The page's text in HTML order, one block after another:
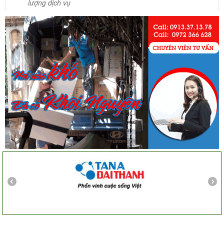
Mai Hương
Vĩnh Lộc A - Bình Chánh
Công ty Khôi Nguyên chuyển hàng của cô bao bọc đóng
gói rất cẩn thận. Cô rất hài lòng
Cô Loan
57 Tây Thạnh, Tân Phú
Khảo sát nhanh, giá cả hợp lý. Nhân viên nhiệt tình. Chúc
công ty ngày càng phát triển. Cảm ơn Khôi Nguyên
Chị Tố Nhi